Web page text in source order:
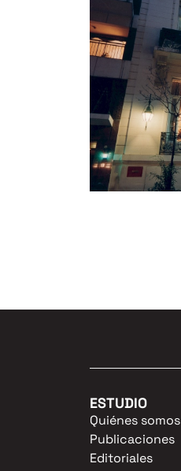
ESTUDIO
Quiénes somos
Publicaciones
Editoriales